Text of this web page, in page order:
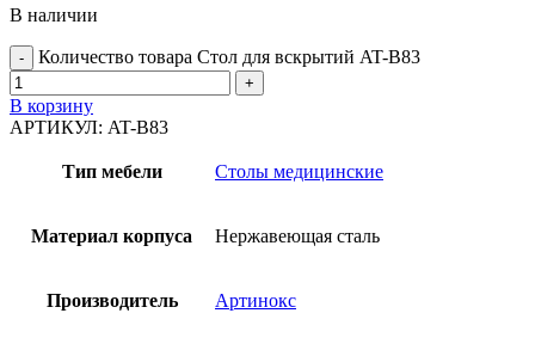
В наличии
Количество товара Стол для вскрытий AT-B83
В корзину
АРТИКУЛ: AT-B83
Тип мебели Столы медицинские
Материал корпуса Нержавеющая сталь
Производитель Артинокс